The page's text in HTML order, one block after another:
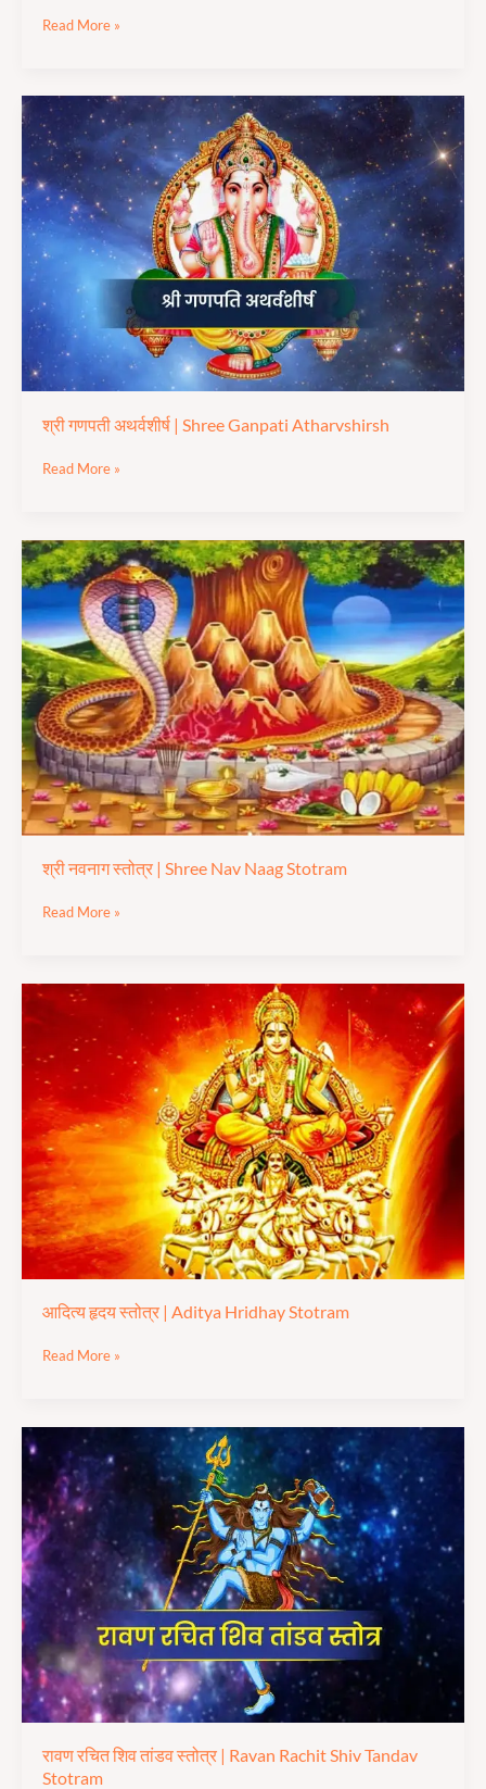
Read More »
श्री गणपती अथर्वशीर्ष | Shree Ganpati Atharvshirsh
श्री
गणपती
अथर्वशीर्ष
|
Shree Ganpati
Atharvshirsh
Read More »
श्री नवनाग स्तोत्र | Shree Nav Naag Stotram
श्री
नवनाग
|
Shree
Nav
Naag
Stotram
Read More »
आदित्य हृदय स्तोत्र | Aditya Hridhay Stotram
आदित्य
|
Aditya
Hridhay
Stotram
Read More »
रावण रचित शिव तांडव स्तोत्र | Ravan Rachit Shiv Tandav
Stotram
शिव
तांडव
स्तोत्र |
Rachit
Shiv
Tandav
Stotram